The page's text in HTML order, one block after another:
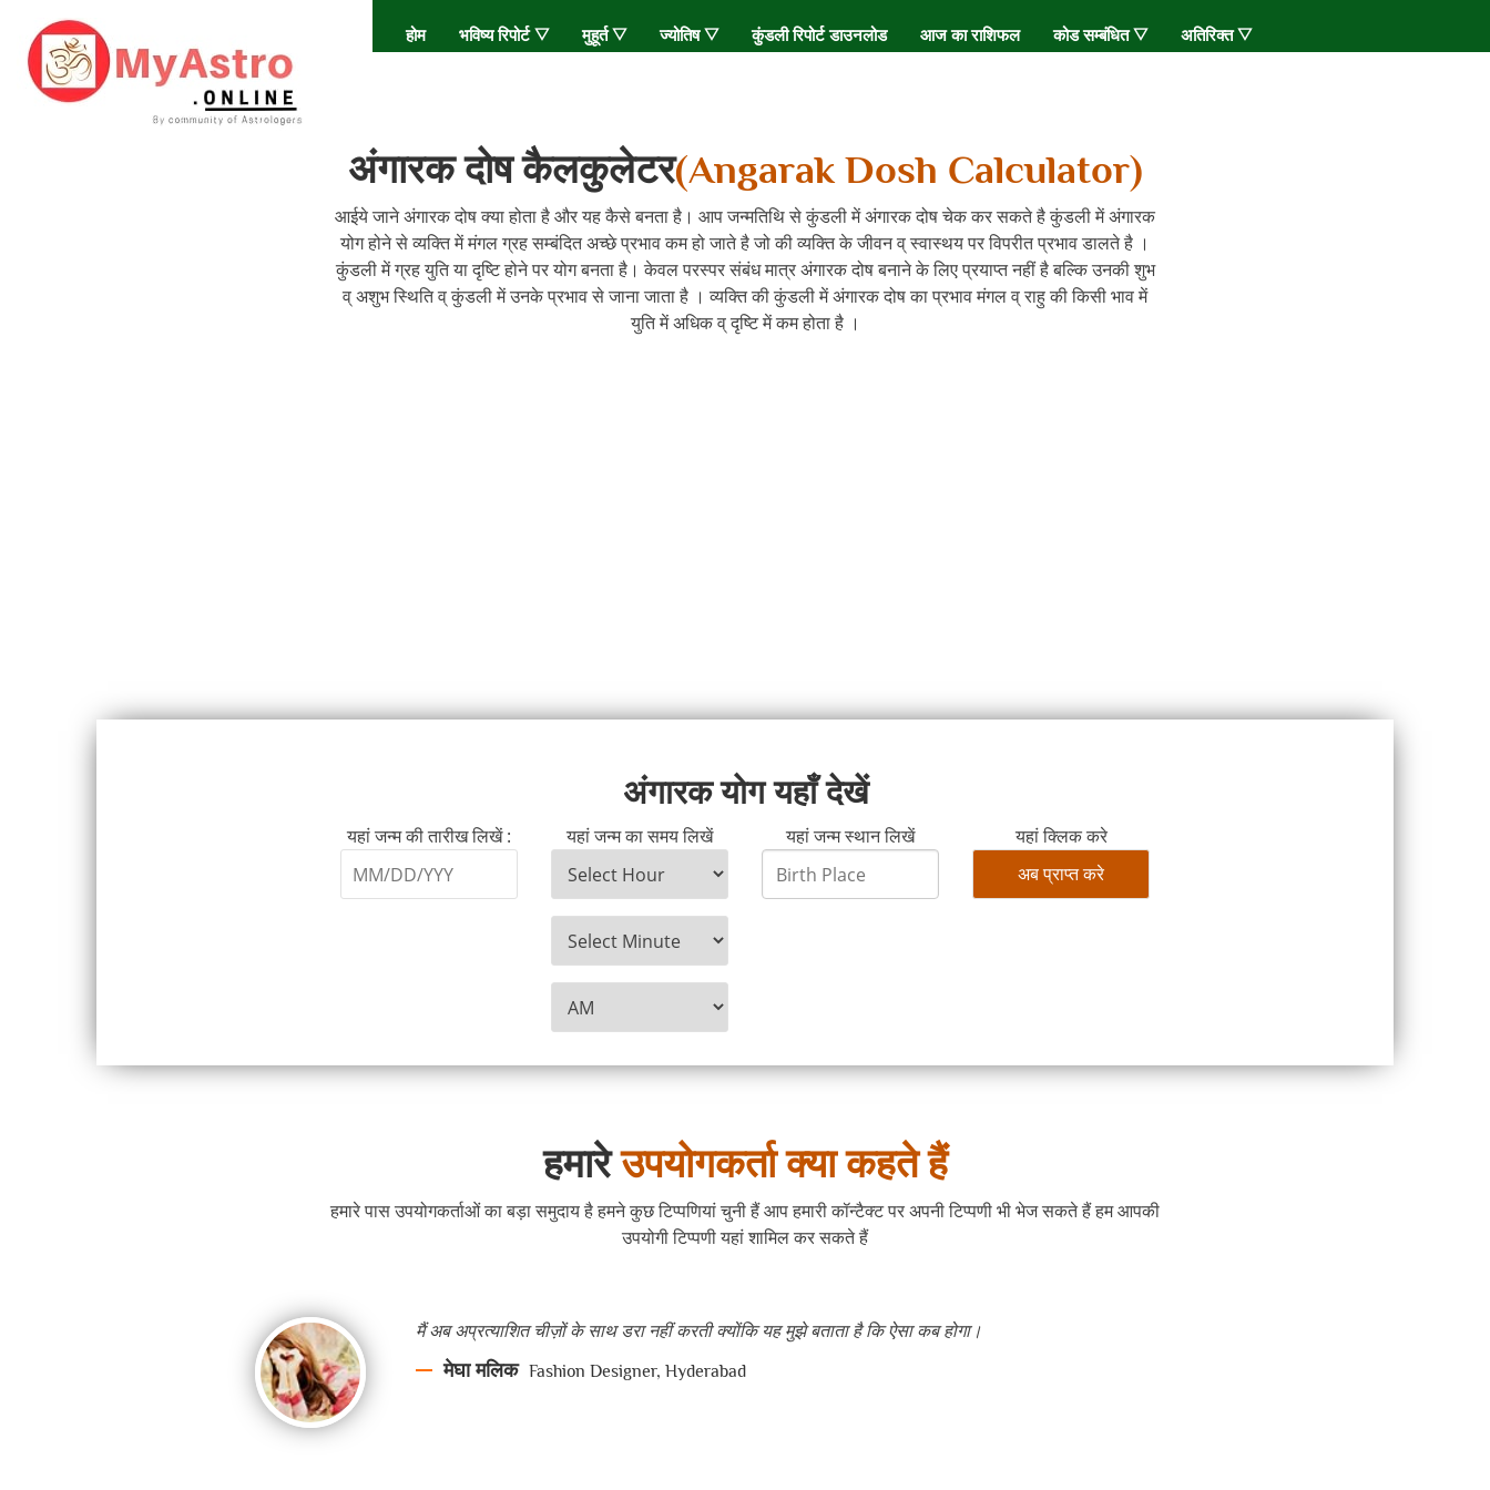
होम भविष्य रिपोर्ट ▽ मुहूर्त ▽ ज्योतिष ▽ कुंडली रिपोर्ट डाउनलोड आज का राशिफल कोड सम्बंधित ▽ अतिरिक्त ▽
अंगारक दोष कैलकुलेटर(Angarak Dosh Calculator)
आईये जाने अंगारक दोष क्या होता है और यह कैसे बनता है। आप जन्मतिथि से कुंडली में अंगारक दोष चेक कर सकते है कुंडली में अंगारक
योग होने से व्यक्ति में मंगल ग्रह सम्बंदित अच्छे प्रभाव कम हो जाते है जो की व्यक्ति के जीवन व् स्वास्थय पर विपरीत प्रभाव डालते है ।
कुंडली में ग्रह युति या दृष्टि होने पर योग बनता है। केवल परस्पर संबंध मात्र अंगारक दोष बनाने के लिए प्रयाप्त नहीं है बल्कि उनकी शुभ
व् अशुभ स्थिति व् कुंडली में उनके प्रभाव से जाना जाता है । व्यक्ति की कुंडली में अंगारक दोष का प्रभाव मंगल व् राहु की किसी भाव में
युति में अधिक व् दृष्टि में कम होता है ।
अंगारक योग यहाँ देखें
यहां जन्म की तारीख लिखें : यहां जन्म का समय लिखें यहां जन्म स्थान लिखें यहां क्लिक करे
हमारेउपयोगकर्ता क्या कहते हैं
हमारे पास उपयोगकर्ताओं का बड़ा समुदाय है हमने कुछ टिप्पणियां चुनी हैं आप हमारी कॉन्टैक्ट पर अपनी टिप्पणी भी भेज सकते हैं हम आपकी
उपयोगी टिप्पणी यहां शामिल कर सकते हैं
मैं अब अप्रत्याशित चीज़ों के साथ डरा नहीं करती क्योंकि यह मुझे बताता है कि ऐसा कब होगा।
मेघा मलिक Fashion Designer, Hyderabad